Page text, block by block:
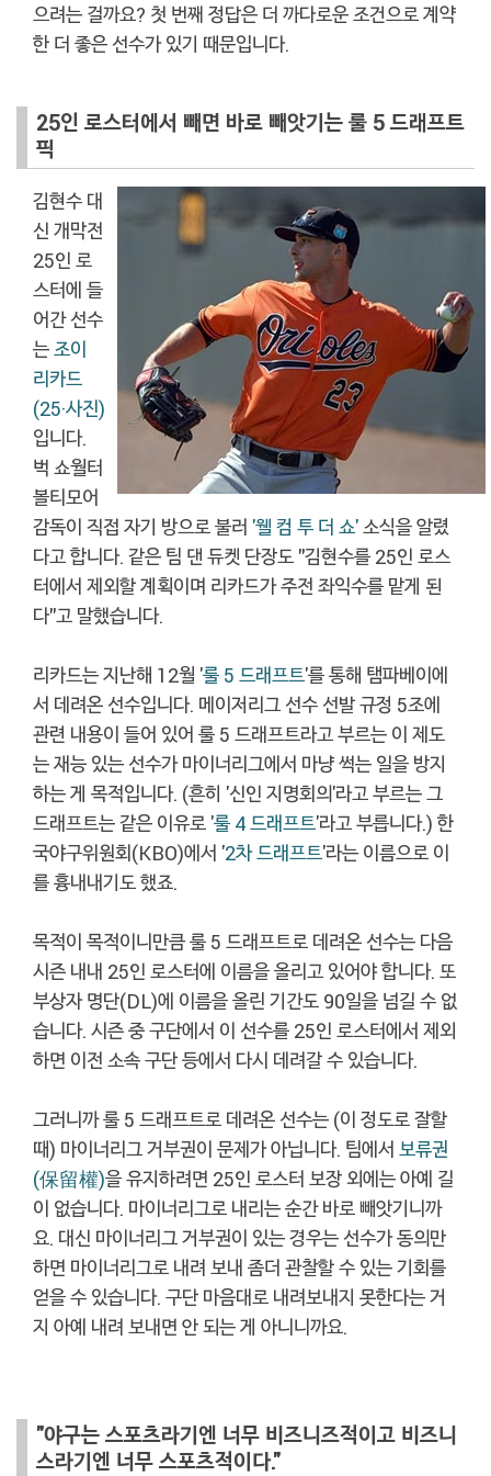
으려는 걸까요? 첫 번째 정답은 더 까다로운 조건으로 계약
한 더 좋은 선수가 있기 때문입니다.
25인 로스터에서 빼면 바로 빼앗기는 룰 5 드래프트
픽
김현수 대
신 개막전
25인 로
스터에 들
어간 선수
는조이
리카드
(25·사진)
입니다.
벅 쇼월터
볼티모어
감독이 직접 자기 방으로 불러 '웰 컴 투 더 쇼'소식을 알렸
다고 합니다. 같은 팀 댄 듀켓 단장도 "김현수를 25인 로스
터에서 제외할 계획이며 리카드가 주전 좌익수를 맡게 된
다"고 말했습니다.
리카드는 지난해 12월 '룰 5 드래프트'를 통해 탬파베이에
서 데려온 선수입니다. 메이저리그 선수 선발 규정 5조에
관련 내용이 들어 있어 룰 5 드래프트라고 부르는 이 제도
는 재능 있는 선수가 마이너리그에서 마냥 썩는 일을 방지
하는 게 목적입니다. (흔히 '신인 지명회의'라고 부르는 그
드래프트는 같은 이유로 '룰 4 드래프트'라고 부릅니다.) 한
국야구위원회(KBO)에서 '2차 드래프트'라는 이름으로 이
를 흉내내기도 했죠.
목적이 목적이니만큼 룰 5 드래프트로 데려온 선수는 다음
시즌 내내 25인 로스터에 이름을 올리고 있어야 합니다. 또
부상자 명단(DL)에 이름을 올린 기간도 90일을 넘길 수 없
습니다. 시즌 중 구단에서 이 선수를 25인 로스터에서 제외
하면 이전 소속 구단 등에서 다시 데려갈 수 있습니다.
그러니까 룰 5 드래프트로 데려온 선수는 (이 정도로 잘할
때) 마이너리그 거부권이 문제가 아닙니다. 팀에서 보류권
(保留權)을 유지하려면 25인 로스터 보장 외에는 아예 길
이 없습니다. 마이너리그로 내리는 순간 바로 빼앗기니까
요. 대신 마이너리그 거부권이 있는 경우는 선수가 동의만
하면 마이너리그로 내려 보내 좀더 관찰할 수 있는 기회를
얻을 수 있습니다. 구단 마음대로 내려보내지 못한다는 거
지 아예 내려 보내면 안 되는 게 아니니까요.
"야구는 스포츠라기엔 너무 비즈니즈적이고 비즈니
스라기엔 너무 스포츠적이다."